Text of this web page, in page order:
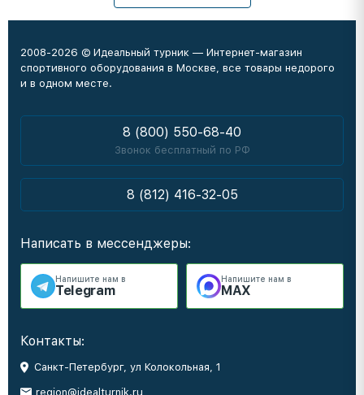
2008-2026 © Идеальный турник — Интернет-магазин
спортивного оборудования в Москве, все товары недорого
и в одном месте.
8 (800) 550-68-40
Звонок бесплатный по РФ
8 (812) 416-32-05
Написать в мессенджеры:
Напишите нам в
Telegram
Напишите нам в
MAX
Контакты:
Санкт-Петербург, ул Колокольная, 1
region@idealturnik.ru